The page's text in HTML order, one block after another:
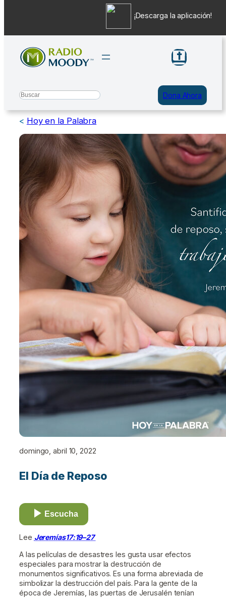
contenido
Search Dona Ahora
< Hoy en la Palabra
domingo, abril 10, 2022
El Día de Reposo
Escucha
Lee Jeremías17:19–27
A las películas de desastres les gusta usar efectos
especiales para mostrar la destrucción de
monumentos significativos. Es una forma abreviada de
simbolizar la destrucción del país. Para la gente de la
época de Jeremías, las puertas de Jerusalén tenían
¡Descarga la aplicación!